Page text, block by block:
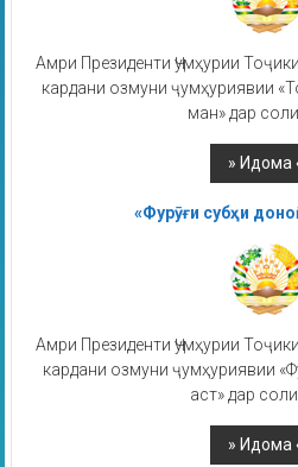
Амри Президенти Ҷумҳурии
кардани озмуни ҷумҳуриявии
ман» дар
«Фурӯғи субҳи
Амри Президенти Ҷумҳурии
кардани озмуни ҷумҳуриявии
аст» дар